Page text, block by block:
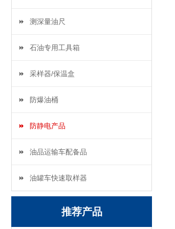
测深量油尺
石油专用工具箱
采样器/保温盒
防爆油桶
防静电产品
油品运输车配备品
油罐车快速取样器
推荐产品